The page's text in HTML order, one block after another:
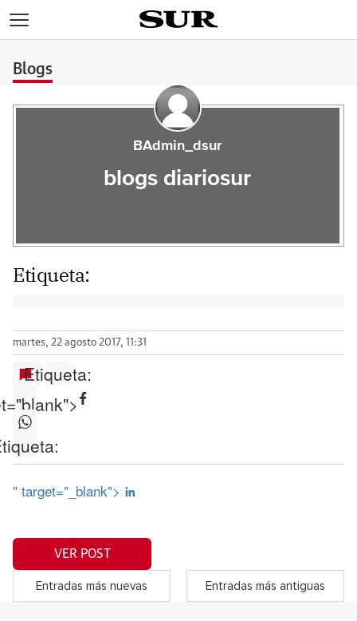
Blogs
BAdmin_dsur
blogs diariosur
Etiqueta:
martes, 22 agosto 2017, 11:31
Etiqueta:
" target="_blank">
VER POST
Entradas más nuevas Entradas más antiguas